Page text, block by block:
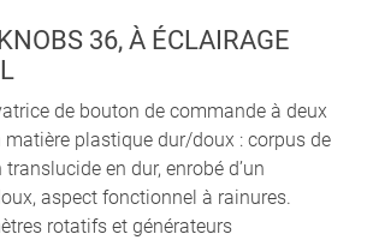
36, À ÉCLAIRAGE
de bouton de commande à deux
plastique dur/doux : corpus de
en dur, enrobé d’un
aspect fonctionnel à rainures.
rotatifs et générateurs